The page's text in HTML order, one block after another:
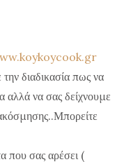
διαδικασία πως να
αλλά να σας δείχνουμε
που σας αρέσει (